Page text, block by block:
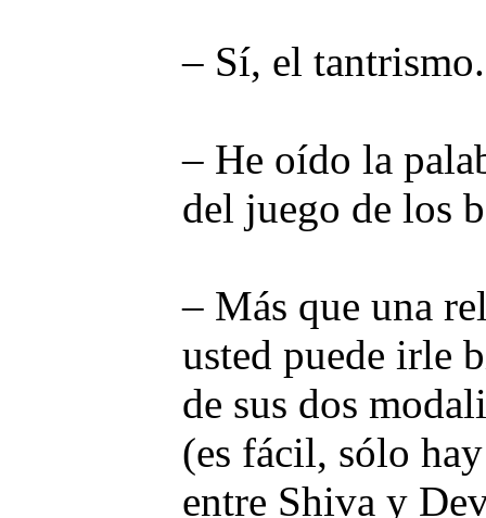
– Sí, el tantrismo.
– He oído la
del juego de los
– Más que una
usted puede irle
de sus dos
(es fácil, sólo
entre Shiva y